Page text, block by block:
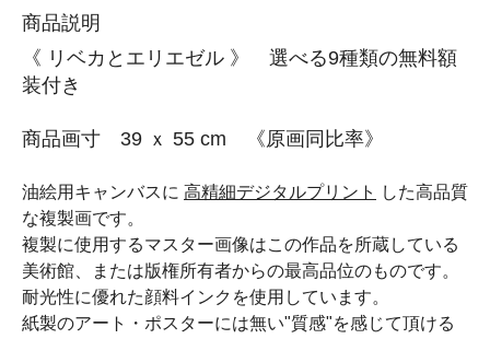
商品説明
《 リベカとエリエゼル 》 選べる9種類の無料額
装付き
商品画寸 39 ｘ 55 cm 《原画同比率》
油絵用キャンバスに 高精細デジタルプリント
した高品質
な複製画です。
複製に使用するマスター画像はこの作品を所蔵している
美術館、または版権所有者からの最高品位のものです。
耐光性に優れた顔料インクを使用しています。
紙製のアート・ポスターには無い"質感"を感じて頂ける